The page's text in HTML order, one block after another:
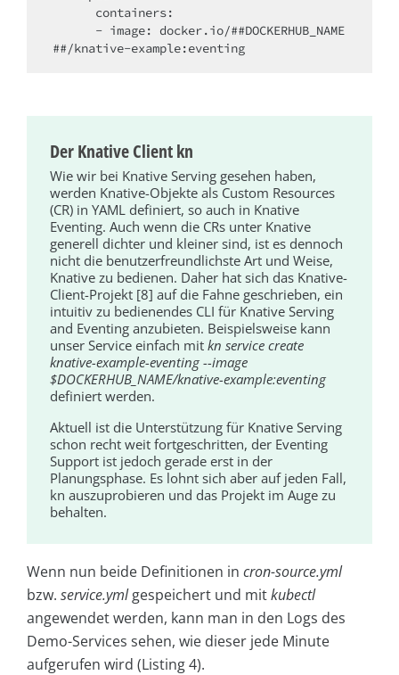
##/knative-example:eventing
Der Knative Client kn
Wie wir bei Knative Serving gesehen haben,
werden Knative-Objekte als Custom Resources
(CR) in YAML definiert, so auch in Knative
Eventing. Auch wenn die CRs unter Knative
generell dichter und kleiner sind, ist es dennoch
nicht die benutzerfreundlichste Art und Weise,
Knative zu bedienen. Daher hat sich das Knative-
Client-Projekt [8] auf die Fahne geschrieben, ein
intuitiv zu bedienendes CLI für Knative Serving
and Eventing anzubieten. Beispielsweise kann
unser Service einfach mitkn service create
knative-example-eventing --image
$DOCKERHUB_NAME/knative-example:eventing
definiert werden.
Aktuell ist die Unterstützung für Knative Serving
schon recht weit fortgeschritten, der Eventing
Support ist jedoch gerade erst in der
Planungsphase. Es lohnt sich aber auf jeden Fall,
kn auszuprobieren und das Projekt im Auge zu
behalten.
Wenn nun beide Definitionen in cron-source.yml
bzw. service.ymlgespeichert und mitkubectl
angewendet werden, kann man in den Logs des
Demo-Services sehen, wie dieser jede Minute
aufgerufen wird (Listing 4).